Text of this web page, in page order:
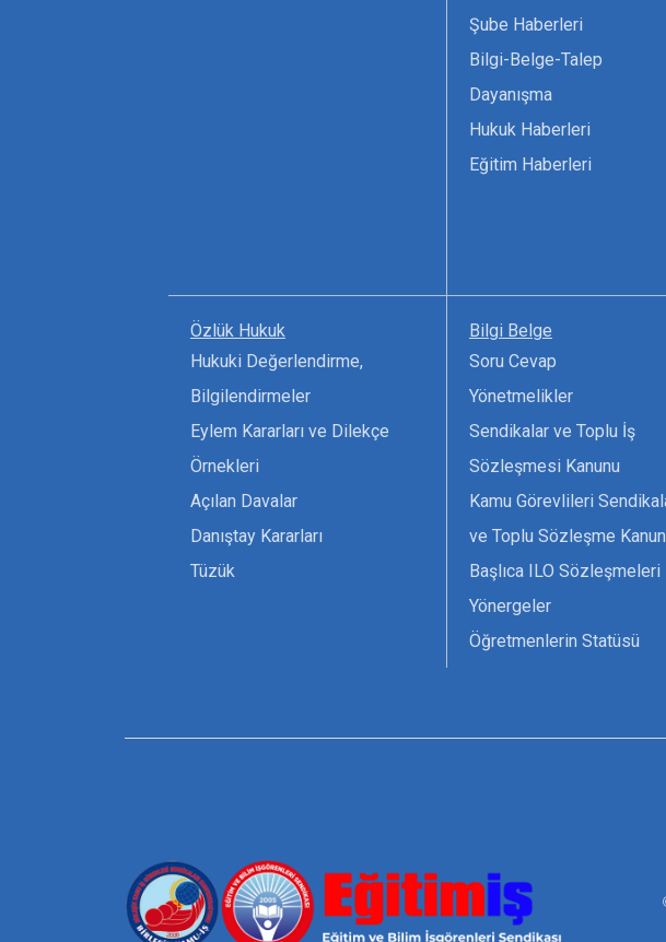
Şube Haberleri
Bilgi-Belge-Talep
Dayanışma
Hukuk Haberleri
Eğitim Haberleri
Özlük Hukuk
Hukuki Değerlendirme,
Bilgilendirmeler
Eylem Kararları ve Dilekçe
Örnekleri
Açılan Davalar
Danıştay Kararları
Tüzük
Bilgi Belge
Soru Cevap
Yönetmelikler
Sendikalar ve Toplu İş
Sözleşmesi Kanunu
Kamu Görevlileri
ve Toplu Sözleşme
Başlıca ILO Sözleşmeleri
Yönergeler
Öğretmenlerin Statüsü
Seçim Formları